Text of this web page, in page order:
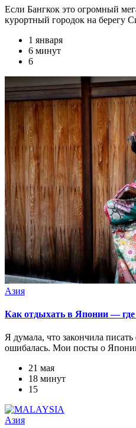
Если Бангкок это огромный
курортный городок на берегу
1 января
6 минут
6
Азия
Как отдыхать в Японии —
Я думала, что закончила
ошибалась. Мои посты о
21 мая
18 минут
15
Азия